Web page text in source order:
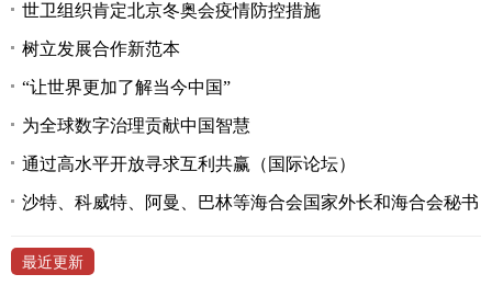
世卫组织肯定北京冬奥会疫情防控措施
树立发展合作新范本
“让世界更加了解当今中国”
为全球数字治理贡献中国智慧
通过高水平开放寻求互利共赢（国际论坛）
沙特、科威特、阿曼、巴林等海合会国家外长和海合会秘书
最近更新